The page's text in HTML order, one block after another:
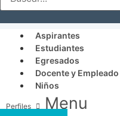
Aspirantes
Estudiantes
Egresados
Docente y Empleado
Niños
Menu